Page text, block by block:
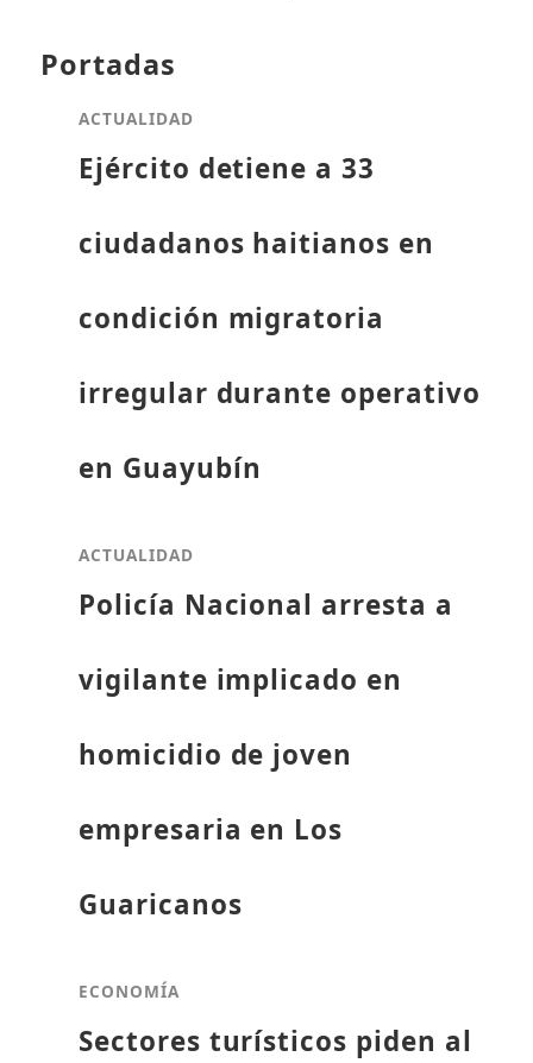
Portadas
ACTUALIDAD
Ejército detiene a 33
ciudadanos haitianos en
condición migratoria
irregular durante operativo
en Guayubín
ACTUALIDAD
Policía Nacional arresta a
vigilante implicado en
homicidio de joven
empresaria en Los
Guaricanos
ECONOMÍA
Sectores turísticos piden al